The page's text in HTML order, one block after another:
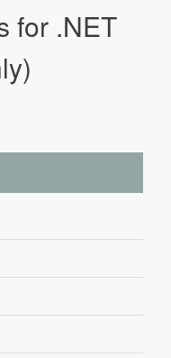
for .NET